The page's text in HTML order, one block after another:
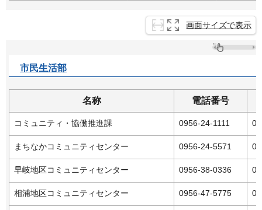
画面サイズで表示
市民生活部
名称 電話番号
コミュニティ・協働推進課 0956-24-1111
まちなかコミュニティセンター 0956-24-5571
早岐地区コミュニティセンター 0956-38-0336
相浦地区コミュニティセンター 0956-47-5775